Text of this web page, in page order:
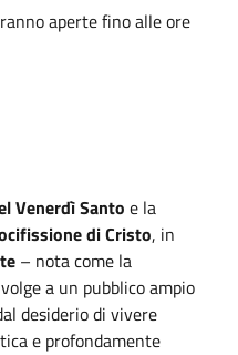
aperte fino alle ore
Venerdì Santo e la
di Cristo, in
– nota come la
a un pubblico ampio
desiderio di vivere
e profondamente